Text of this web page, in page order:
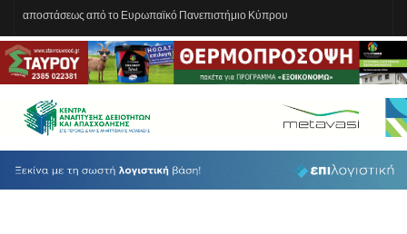
αποστάσεως από το Ευρωπαϊκό Πανεπιστήμιο Κύπρου